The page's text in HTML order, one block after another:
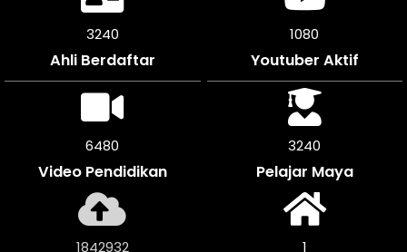
3597
Ahli Berdaftar
1199
Youtuber Aktif
7188
Video Pendidikan
3594
Pelajar Maya
2046184 1